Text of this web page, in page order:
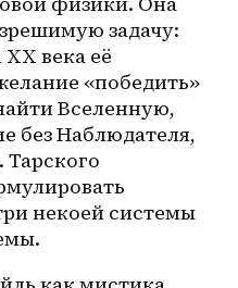
задачу:
века её
«победить»
Вселенную,
без Наблюдателя,
Тарского
некоей системы